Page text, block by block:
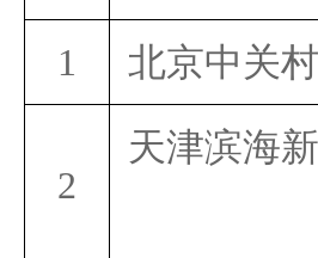
1 北京中关
2
天津滨海